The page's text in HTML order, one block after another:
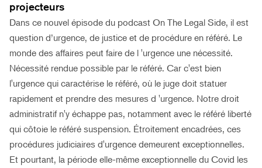
projecteurs
Dans ce nouvel épisode du podcast On The Legal Side, il est
question d’urgence, de justice et de procédure en référé. Le
monde des affaires peut faire de l 'urgence une nécessité.
Nécessité rendue possible par le référé. Car c'est bien
l'urgence qui caractérise le référé, où le juge doit statuer
rapidement et prendre des mesures d 'urgence. Notre droit
administratif n'y échappe pas, notamment avec le référé liberté
qui côtoie le référé suspension. Étroitement encadrées, ces
procédures judiciaires d'urgence demeurent exceptionnelles.
Et pourtant, la période elle-même exceptionnelle du Covid les